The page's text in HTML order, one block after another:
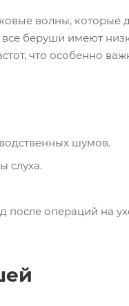
волны, которые
беруши имеют
что особенно
шумов.
слуха.
после операций на